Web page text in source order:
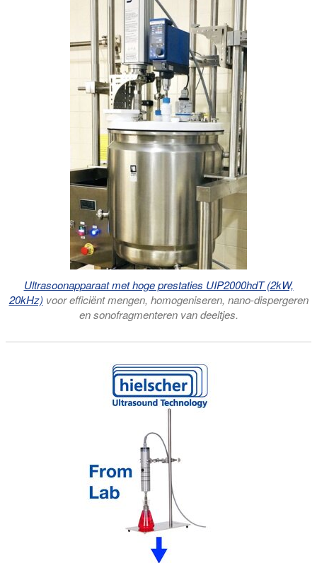
Ultrasoonapparaat met hoge prestaties UIP2000hdT (2kW,
20kHz) voor efficiënt mengen, homogeniseren, nano-dispergeren
en sonofragmenteren van deeltjes.